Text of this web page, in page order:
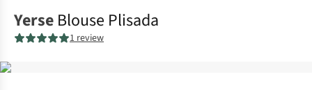
Yerse Blouse Plisada
1 review